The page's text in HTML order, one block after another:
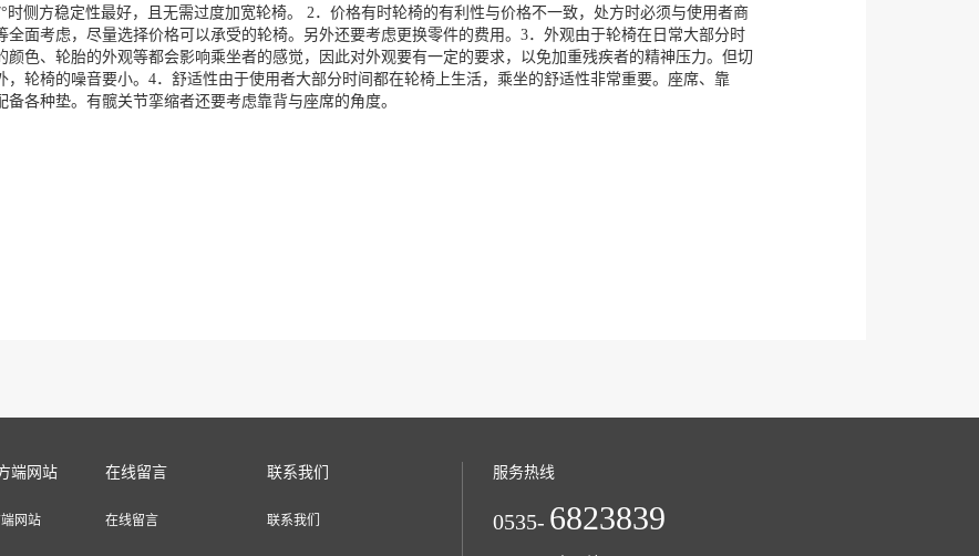
侧方稳定性最好，且无需过度加宽轮椅。 2．价格有时轮椅的有利性与价格不一致，处方时必须与使用者商
面考虑，尽量选择价格可以承受的轮椅。另外还要考虑更换零件的费用。3．外观由于轮椅在日常大部分时
颜色、轮胎的外观等都会影响乘坐者的感觉，因此对外观要有一定的要求，以免加重残疾者的精神压力。但切
轮椅的噪音要小。4．舒适性由于使用者大部分时间都在轮椅上生活，乘坐的舒适性非常重要。座席、靠
各种垫。有髋关节挛缩者还要考虑靠背与座席的角度。
端网站
网站
在线留言
在线留言
联系我们
联系我们
服务热线
0535- 6823839